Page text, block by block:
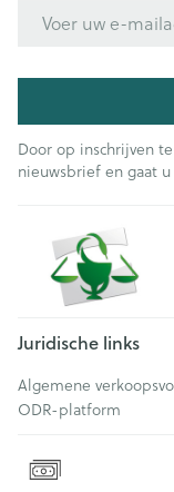
Door op inschrijven
nieuwsbrief en gaat
Juridische links
Algemene
ODR-platform